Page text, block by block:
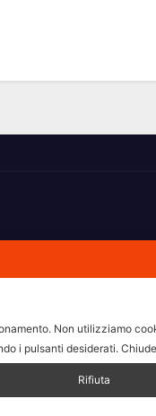
Amministrative 2022
Non utilizziamo
i pulsanti desiderati.
Rifiuta